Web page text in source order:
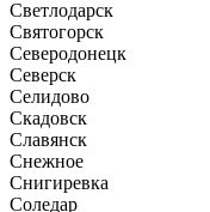
Светлодарск
Святогорск
Северодонецк
Северск
Селидово
Скадовск
Славянск
Снежное
Снигиревка
Соледар